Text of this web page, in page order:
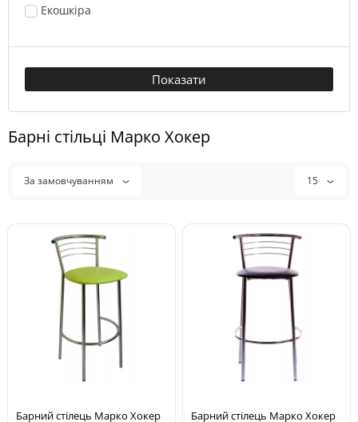
Екошкіра
Показати
Барні стільці Марко Хокер
За замовчуванням 15
Барний стілець Марко Хокер
Барний стілець Марко Хокер